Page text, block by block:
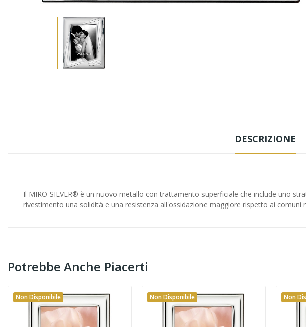
DESCRIZIONE
Il MIRO-SILVER® è un nuovo metallo con trattamento superficiale che include uno
rivestimento una solidità e una resistenza all'ossidazione maggiore rispetto ai comuni
Potrebbe Anche Piacerti
Non Disponibile Non Disponibile Non